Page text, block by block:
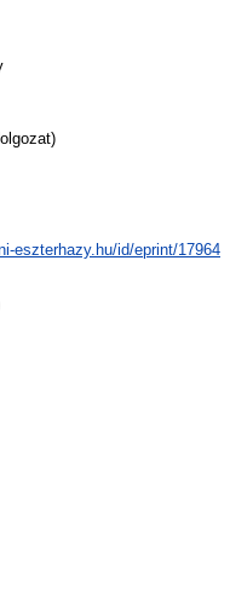
eszterhazy.hu/id/eprint/17964